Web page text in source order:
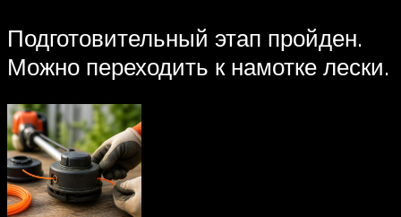
Подготовительный этап пройден.
Можно переходить к намотке лески.